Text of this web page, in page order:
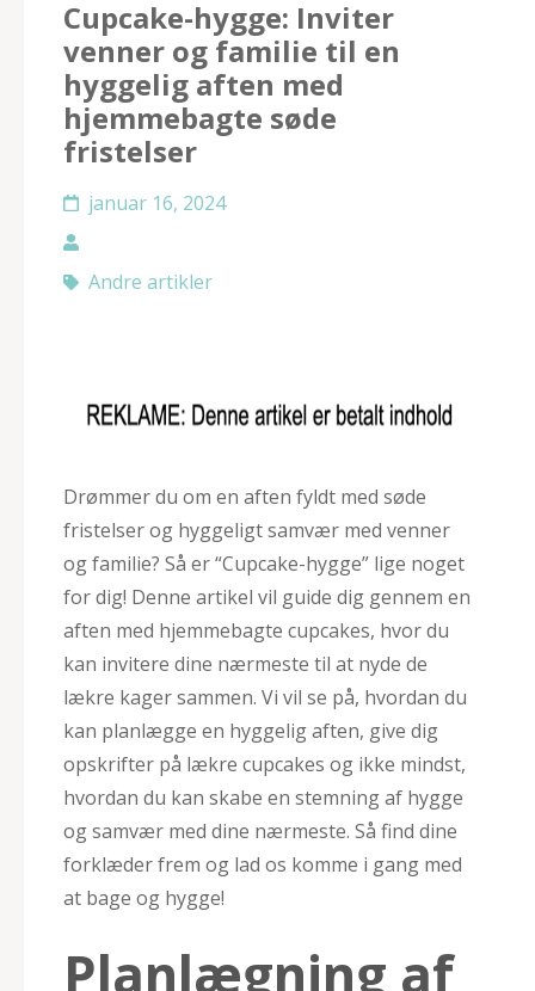
Cupcake-hygge: Inviter
venner og familie til en
hyggelig aften med
hjemmebagte søde
fristelser
januar 16, 2024
Andre artikler
Drømmer du om en aften fyldt med søde
fristelser og hyggeligt samvær med venner
og familie? Så er “Cupcake-hygge” lige noget
for dig! Denne artikel vil guide dig gennem en
aften med hjemmebagte cupcakes, hvor du
kan invitere dine nærmeste til at nyde de
lækre kager sammen. Vi vil se på, hvordan du
kan planlægge en hyggelig aften, give dig
opskrifter på lækre cupcakes og ikke mindst,
hvordan du kan skabe en stemning af hygge
og samvær med dine nærmeste. Så find dine
forklæder frem og lad os komme i gang med
at bage og hygge!
Planlægning af